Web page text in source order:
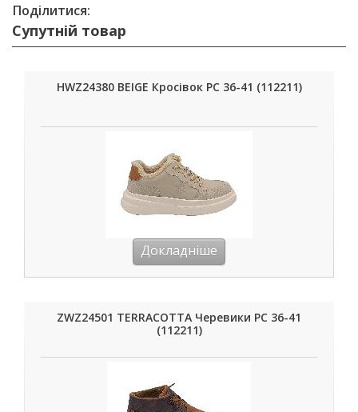
Поділитися:
Супутній товар
HWZ24380 BEIGE Кросівок РС 36-41 (112211)
Докладніше
ZWZ24501 TERRACOTTA Черевики РС 36-41
(112211)